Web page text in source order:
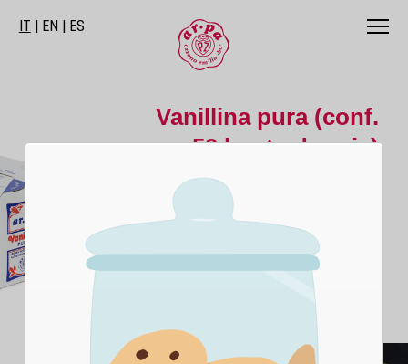
IT EN ES
Vanillina pura (conf.
50 buste doppie)
Vanillina pura è un aroma che garantisce ai
dolci da forno un incredibile profumo di
vaniglia. Questo prodotto è disponibile sul
sito e-commerce arpalieviti.shop